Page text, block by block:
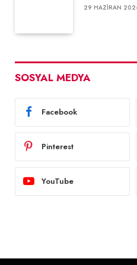
29 HAZIRAN
SOSYAL MEDYA
Facebook
Pinterest
YouTube